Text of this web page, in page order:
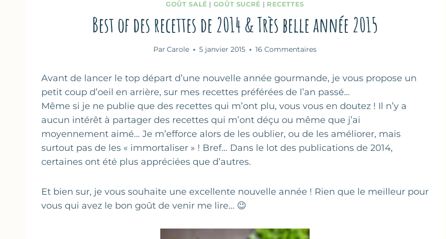
GOÛT SALÉ | GOÛT SUCRÉ | RECETTES
Best of des recettes de 2014 & Très belle année 2015
Par Carole 5 janvier 2015 16 Commentaires
Avant de lancer le top départ d’une nouvelle année gourmande, je vous propose un
petit coup d’oeil en arrière, sur mes recettes préférées de l’an passé…
Même si je ne publie que des recettes qui m’ont plu, vous vous en doutez ! Il n’y a
aucun intérêt à partager des recettes qui m’ont déçu ou même que j’ai
moyennement aimé… Je m’efforce alors de les oublier, ou de les améliorer, mais
surtout pas de les « immortaliser » ! Bref… Dans le lot des publications de 2014,
certaines ont été plus appréciées que d’autres.
Et bien sur, je vous souhaite une excellente nouvelle année ! Rien que le meilleur pour
vous qui avez le bon goût de venir me lire… 😉